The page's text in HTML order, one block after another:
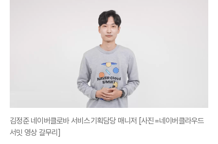
김정준 네이버클로바 서비스기획담당 매니저 [사진=네이버클라우드
서밋 영상 갈무리]